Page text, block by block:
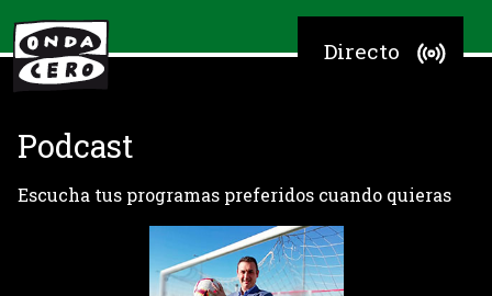
Directo
Podcast
Escucha tus programas preferidos cuando quieras